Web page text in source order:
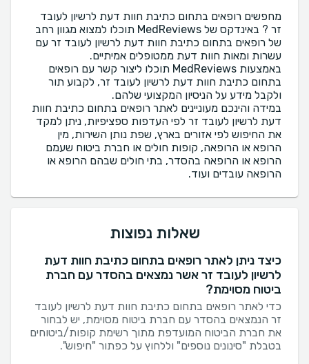
מחפשים רופאים בתחום כתיבת חוות דעת לרשיון לעובד
זר ? באינדקס של MedReviews תוכלו למצוא מגוון רחב
של רופאים בתחום כתיבת חוות דעת לרשיון לעובד זר עם
באמצעות MedReviews תוכלו ליצור קשר עם רופאים
בתחום כתיבת חוות דעת לרשיון לעובד זר, לקבוע תור
במידה והינכם מעוניינים לאתר רופאים בתחום כתיבת חוות
דעת לרשיון לעובד זר לפי העדפות ספציפיות, ניתן למקד
את החיפוש לפי אזורים בארץ, שפת נותן השירות, מין
הרופא או הרופאה, קופות חולים או חברת ביטוח שעמם
הרופא או הרופאה בהסדר, בתי חולים שבהם הרופא או
הרופאה עובדים ועוד.
שאלות נפוצות
כיצד ניתן לאתר רופאים בתחום כתיבת חוות דעת
לרשיון לעובד זר אשר נמצאים בהסדר עם חברת
ביטוח מסוימת?
כדי לאתר רופאים בתחום כתיבת חוות דעת לרשיון לעובד
זר הנמצאים בהסדר עם חברת ביטוח מסוימת, יש לבחור
את חברת הביטוח המועדפת מתוך רשימת קופות/ביטוחים
בטבלת "סינונים נוספים" וללחוץ על כפתור "חיפוש".